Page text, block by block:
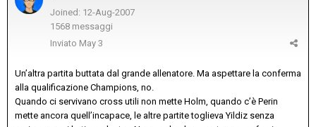
Joined: 12-Aug-2007
1568 messaggi
Inviato May 3
Un’altra partita buttata dal grande allenatore. Ma aspettare la conferma
alla qualificazione Champions, no.
Quando ci servivano cross utili non mette Holm, quando c’è Perin
mette ancora quell’incapace, le altre partite toglieva Yildiz senza